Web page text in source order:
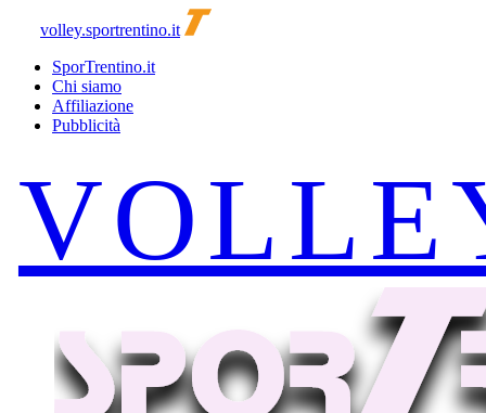
volley.sportrentino.it
SporTrentino.it
Chi siamo
Affiliazione
Pubblicità